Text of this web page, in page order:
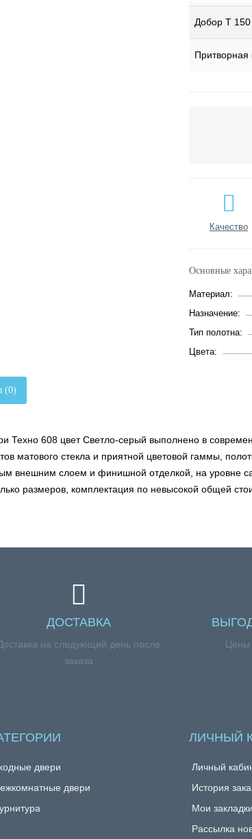
Добор Т
Притворная
Качество
Основные
Материал:
Назначение:
Тип полотна:
Цвета:
(0)
Техно 608 цвет Светло-серый выполнено в
матового стекла и приятной цветовой гаммы,
внешним слоем и финишной отделкой, на уровне
размеров, комплектация по невысокой общей
ДОСТАВКА
на следующий день после
заказа
Цены
двери
двери
ЛИЧНЫЙ
Личный
История
Мои закладки
Рассылка